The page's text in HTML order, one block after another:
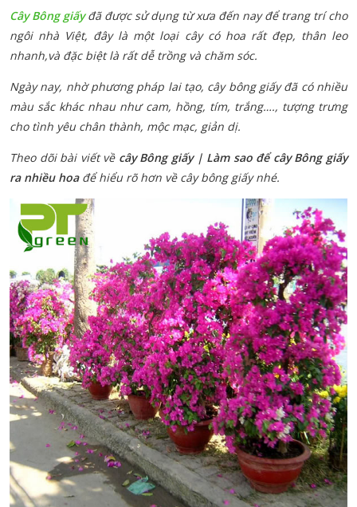
Cây Bông giấyđã được sử dụng từ xưa đến nay để trang trí cho
ngôi nhà Việt, đây là một loại cây có hoa rất đẹp, thân leo
nhanh,và đặc biệt là rất dễ trồng và chăm sóc.
Ngày nay, nhờ phương pháp lai tạo, cây bông giấy đã có nhiều
màu sắc khác nhau như cam, hồng, tím, trắng…., tượng trưng
cho tình yêu chân thành, mộc mạc, giản dị.
Theo dõi bài viết về cây Bông giấy | Làm sao để cây Bông giấy
ra nhiều hoađể hiểu rõ hơn về cây bông giấy nhé.